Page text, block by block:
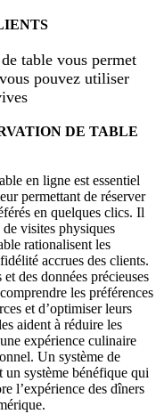
table vous permet
pouvez utiliser
DE TABLE
en ligne est essentiel
permettant de réserver
en quelques clics. Il
visites physiques
rationalisent les
accrues des clients.
des données précieuses
les préférences
et d’optimiser leurs
aident à réduire les
expérience culinaire
Un système de
un système bénéfique qui
l’expérience des dîners